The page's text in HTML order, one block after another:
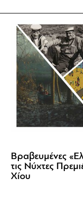
Βραβευμένες
τις Νύχτες
Χίου